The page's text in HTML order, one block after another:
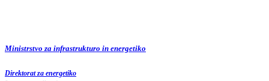
Ministrstvo za infrastrukturo in energetiko
Direktorat za energetiko